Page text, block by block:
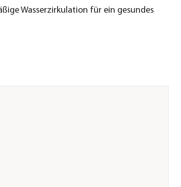
Wasserzirkulation für ein gesundes